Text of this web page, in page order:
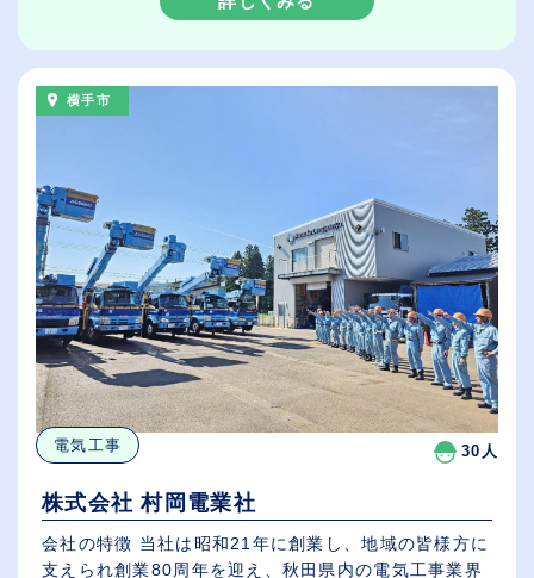
横手市
電気工事 30人
株式会社 村岡電業社
会社の特徴 当社は昭和21年に創業し、地域の皆様方に
支えられ創業80周年を迎え、秋田県内の電気工事業界